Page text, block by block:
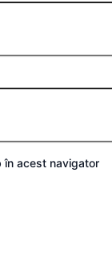
în acest navigator